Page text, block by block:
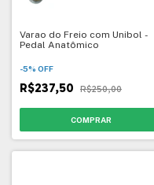
Varao do Freio com Unibol -
Pedal Anatômico
-5% OFF
R$237,50 R$250,00